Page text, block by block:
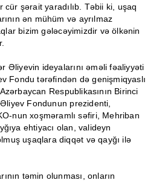
şərait yaradılıb. Təbii ki, uşaq
ən mühüm və ayrılmaz
bizim gələcəyimizdir və ölkənin
Əliyevin ideyalarını əməli fəaliyyəti
Fondu tərəfindən də genişmiqyaslı
Respublikasının Birinci
Fondunun prezidenti,
nun xoşməramlı səfiri, Mehriban
ehtiyacı olan, valideyn
uşaqlara diqqət və qayğı ilə
təmin olunması, onların